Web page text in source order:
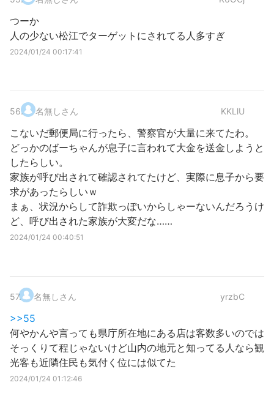
つーか
人の少ない松江でターゲットにされてる人多すぎ
2024/01/24 00:17:41
56. 名無しさん KKLlU
こないだ郵便局に行ったら、警察官が大量に来てたわ。
どっかのばーちゃんが息子に言われて大金を送金しようと
したらしい。
家族が呼び出されて確認されてたけど、実際に息子から要
求があったらしいｗ
まぁ、状況からして詐欺っぽいからしゃーないんだろうけ
ど、呼び出された家族が大変だな……
2024/01/24 00:40:51
57. 名無しさん yrzbC
>>55
何やかんや言っても県庁所在地にある店は客数多いのでは
そっくりて程じゃないけど山内の地元と知ってる人なら観
光客も近隣住民も気付く位には似てた
2024/01/24 01:12:46